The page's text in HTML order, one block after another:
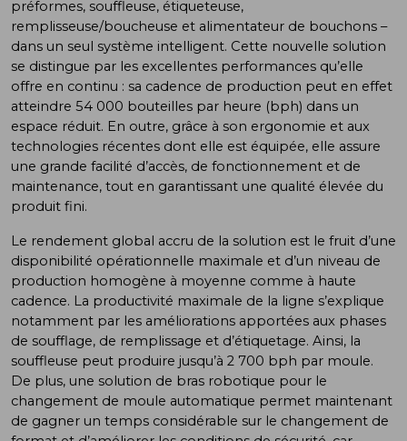
préformes, souffleuse, étiqueteuse,
remplisseuse/boucheuse et alimentateur de bouchons –
dans un seul système intelligent. Cette nouvelle solution
se distingue par les excellentes performances qu’elle
offre en continu : sa cadence de production peut en effet
atteindre 54 000 bouteilles par heure (bph) dans un
espace réduit. En outre, grâce à son ergonomie et aux
technologies récentes dont elle est équipée, elle assure
une grande facilité d’accès, de fonctionnement et de
maintenance, tout en garantissant une qualité élevée du
produit fini.
Le rendement global accru de la solution est le fruit d’une
disponibilité opérationnelle maximale et d’un niveau de
production homogène à moyenne comme à haute
cadence. La productivité maximale de la ligne s’explique
notamment par les améliorations apportées aux phases
de soufflage, de remplissage et d’étiquetage. Ainsi, la
souffleuse peut produire jusqu’à 2 700 bph par moule.
De plus, une solution de bras robotique pour le
changement de moule automatique permet maintenant
de gagner un temps considérable sur le changement de